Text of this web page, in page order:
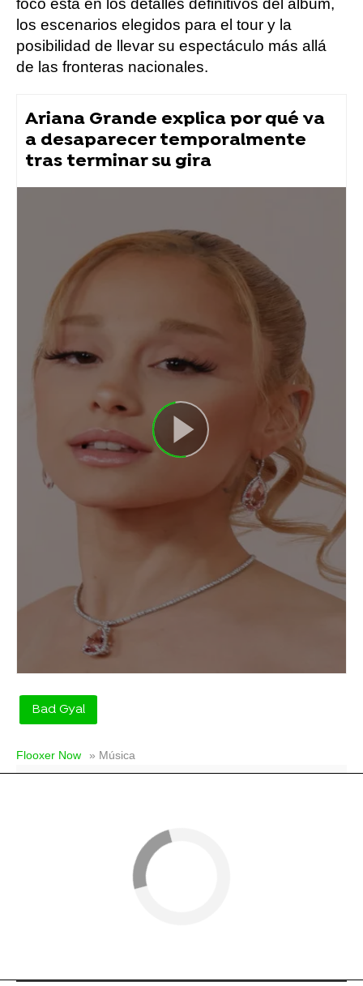
foco está en los detalles definitivos del álbum,
los escenarios elegidos para el tour y la
posibilidad de llevar su espectáculo más allá
de las fronteras nacionales.
Ariana Grande explica por qué va
a desaparecer temporalmente
tras terminar su gira
Bad Gyal
Flooxer Now » Música